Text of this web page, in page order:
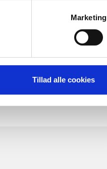
Marketing
Tillad alle cookies